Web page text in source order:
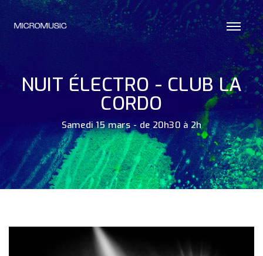
NUIT ÉLECTRO - CLUB LA
CORDO
Samedi 15 mars - de 20h30 à 2h